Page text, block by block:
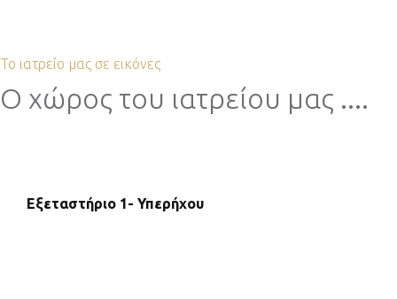
Το ιατρείο μας σε εικόνες
Ο χώρος του ιατρείου μας ....
Εξεταστήριο 1- Υπερήχου